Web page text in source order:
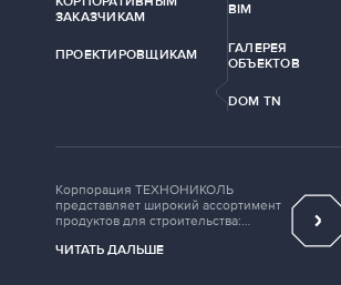
ЗАКАЗЧИКАМ
ПРОЕКТИРОВЩИКАМ
BIM
ГАЛЕРЕЯ
ОБЪЕКТОВ
DOM TN
Корпорация ТЕХНОНИКОЛЬ
представляет широкий ассортимент
продуктов для строительства:
дренажные мембраны, полимерные
ЧИТАТЬ ДАЛЬШЕ